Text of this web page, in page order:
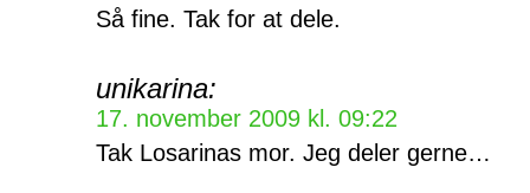
Så fine. Tak for at dele.
unikarina:
17. november 2009 kl. 09:22
Tak Losarinas mor. Jeg deler gerne…